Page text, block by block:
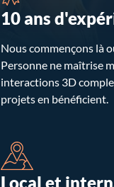
10 ans
Nous commençons là
Personne ne maîtrise
interactions 3D
projets en bénéficient.
Local et